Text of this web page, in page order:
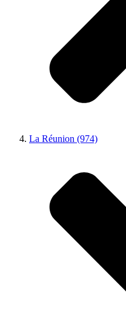
La Réunion (974)